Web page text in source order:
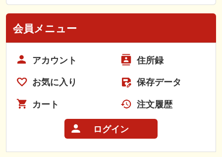
会員メニュー
アカウント 住所録
お気に入り 保存データ
カート 注文履歴
ログイン